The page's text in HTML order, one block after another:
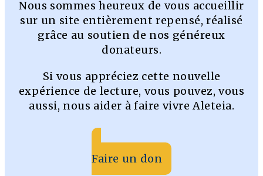
Nous sommes heureux de vous accueillir
sur un site entièrement repensé, réalisé
grâce au soutien de nos généreux
donateurs.
Si vous appréciez cette nouvelle
expérience de lecture, vous pouvez, vous
aussi, nous aider à faire vivre Aleteia.
Faire un don